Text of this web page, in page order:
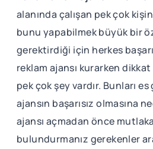
alanında çalışan pek çok
bunu yapabilmek büyük bir
gerektirdiği için herkes
reklam ajansı kurarken
pek çok şey vardır. Bunları
ajansın başarısız olmasına
ajansı açmadan önce
bulundurmanız gerekenler